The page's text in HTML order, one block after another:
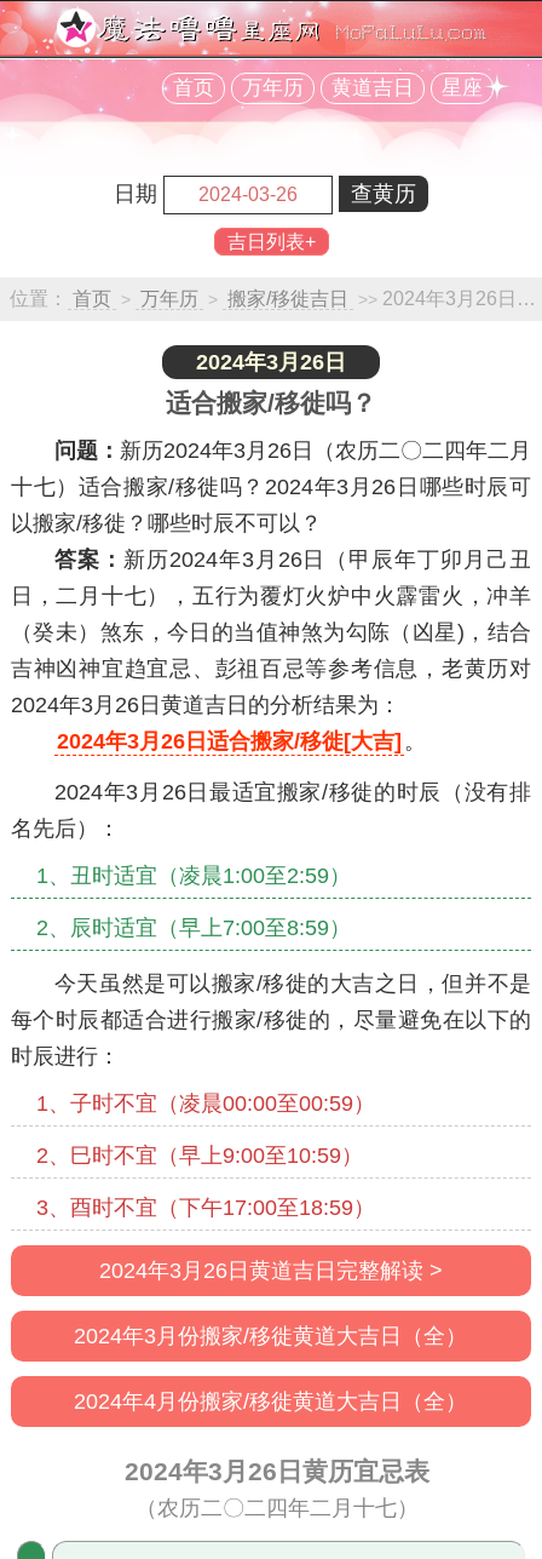
首页 万年历 黄道吉日 星座
日期
吉日列表+
位置： 首页 > 万年历 > 搬家/移徙吉日 >> 2024年3月26日查询
2024年3月26日
适合搬家/移徙吗？
问题： 新历2024年3月26日（农历二〇二四年二月
十七）适合搬家/移徙吗？2024年3月26日哪些时辰可
以搬家/移徙？哪些时辰不可以？
答案： 新历2024年3月26日（甲辰年丁卯月己丑
日，二月十七），五行为覆灯火炉中火霹雷火，冲羊
（癸未）煞东，今日的当值神煞为勾陈（凶星)，结合
吉神凶神宜趋宜忌、彭祖百忌等参考信息，老黄历对
2024年3月26日黄道吉日的分析结果为：
2024年3月26日适合搬家/移徙[大吉] 。
2024年3月26日最适宜搬家/移徙的时辰（没有排
名先后）：
1、丑时适宜（凌晨1:00至2:59）
2、辰时适宜（早上7:00至8:59）
今天虽然是可以搬家/移徙的大吉之日，但并不是
每个时辰都适合进行搬家/移徙的，尽量避免在以下的
时辰进行：
1、子时不宜（凌晨00:00至00:59）
2、巳时不宜（早上9:00至10:59）
3、酉时不宜（下午17:00至18:59）
2024年3月26日黄道吉日完整解读 >
2024年3月份搬家/移徙黄道大吉日（全）
2024年4月份搬家/移徙黄道大吉日（全）
2024年3月26日黄历宜忌表
（农历二〇二四年二月十七）